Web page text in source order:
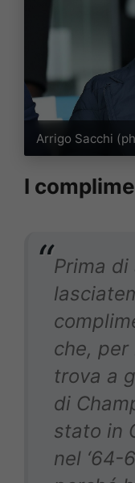
Arrigo Sacchi
I
Prima
che,
trova a
di
stato in
nel ‘64-